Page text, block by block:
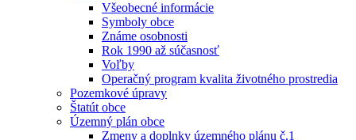
Všeobecné informácie
Symboly obce
Známe osobnosti
Rok 1990 až súčasnosť
Voľby
Operačný program kvalita životného prostredia
Pozemkové úpravy
Štatút obce
Územný plán obce
Zmeny a doplnky územného plánu č.1